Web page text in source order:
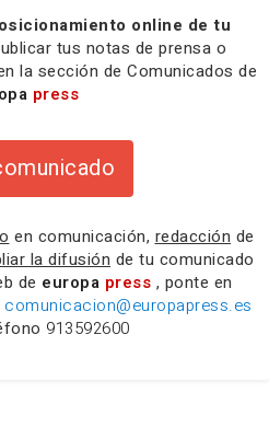
online de tu
tus notas de prensa o
la sección de Comunicados de
press
en comunicación, redacción de
la difusión de tu comunicado
de europa press , ponte en
comunicacion@europapress.es
913592600